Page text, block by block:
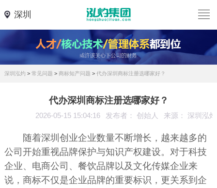
深圳
深圳泓灼 > 常见问题 > 商标知产问题 > 代办深圳商标注册选哪家好？
代办深圳商标注册选哪家好？
2026-05-15 15:04:16 发布者： 创始人 来源： 深圳泓灼
随着深圳创业企业数量不断增长，越来越多的
公司开始重视品牌保护与知识产权建设。对于科技
企业、电商公司、餐饮品牌以及文化传媒企业来
说，商标不仅是企业品牌的重要标识，更关系到企